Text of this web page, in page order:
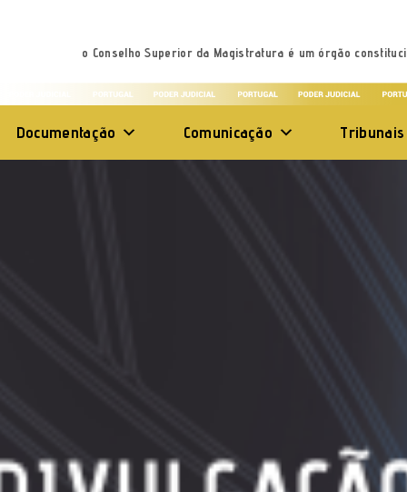
o Conselho Superior da Magistratura é um órgão
Documentação Comunicação Tribunais